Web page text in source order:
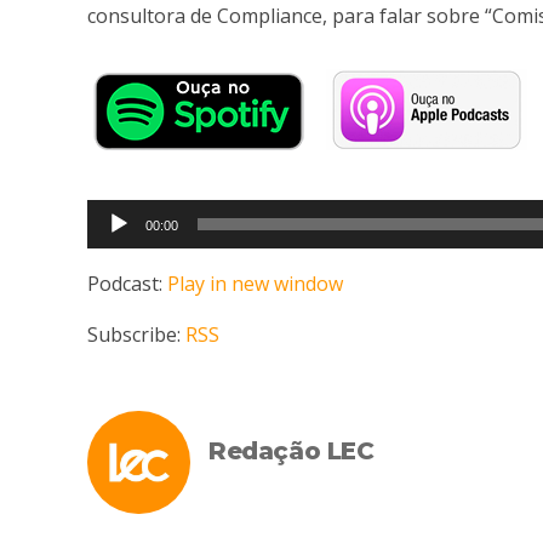
consultora de Compliance, para falar sobre
Tocador
de
áudio
00:00
Podcast: Play in new window
Subscribe: RSS
Redação LEC